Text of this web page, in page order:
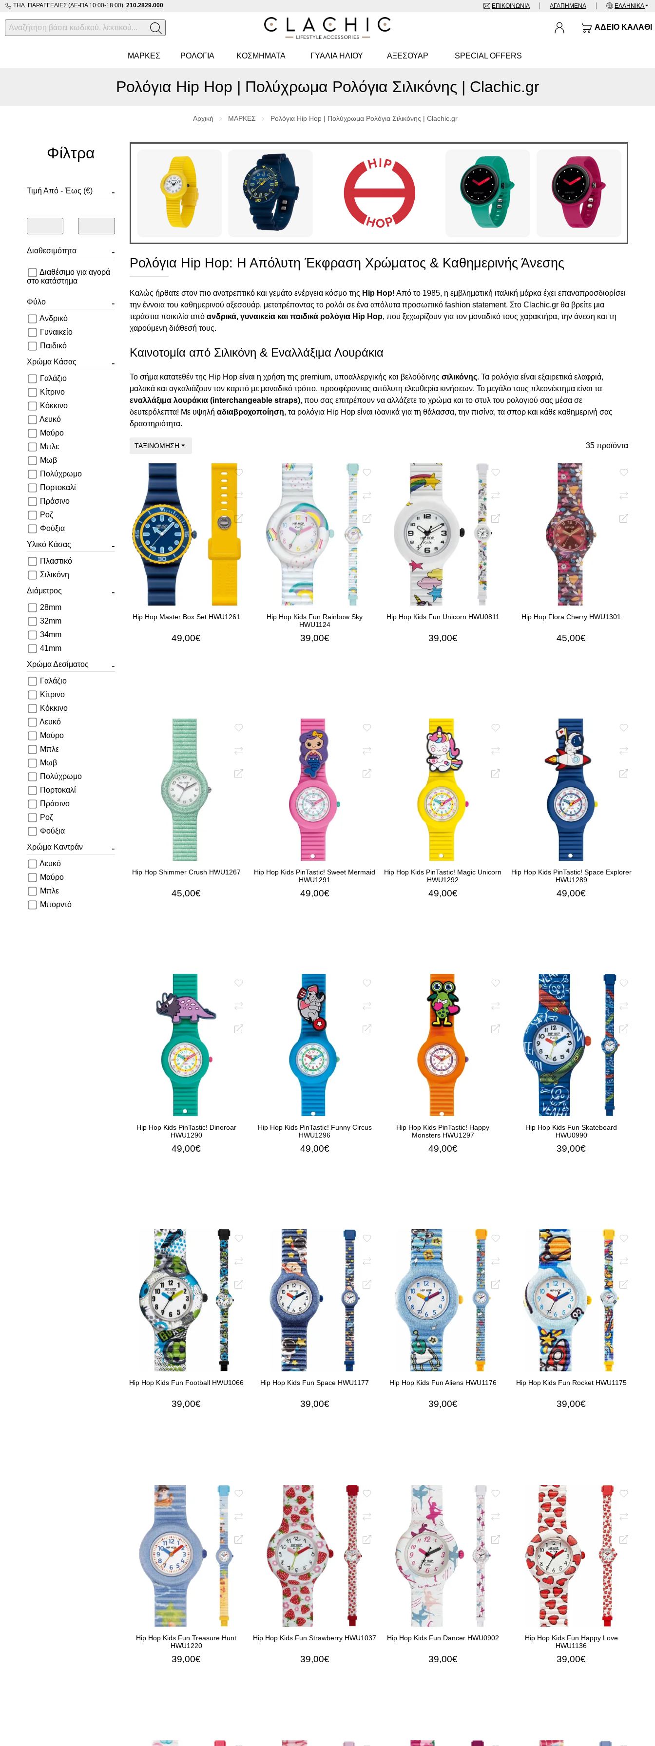
ΤΗΛ. ΠΑΡΑΓΓΕΛΊΕΣ (ΔΕ-ΠΑ 10:00-18:00): 210.2829.000 ΕΠΙΚΟΙΝΩΝΊΑ ΑΓΑΠΗΜΈΝΑ ΕΛΛΗΝΙΚΆ
ΆΔΕΙΟ ΚΑΛΆΘΙ
ΜΑΡΚΕΣ ΡΟΛΌΓΙΑ ΚΟΣΜΉΜΑΤΑ ΓΥΑΛΙΆ ΗΛΊΟΥ ΑΞΕΣΟΥΑΡ SPECIAL OFFERS
Ρολόγια Hip Hop | Πολύχρωμα Ρολόγια Σιλικόνης | Clachic.gr⁠
Αρχική ΜΑΡΚΕΣ Ρολόγια Hip Hop | Πολύχρωμα Ρολόγια Σιλικόνης | Clachic.gr⁠
Φίλτρα
Τιμή Από - Έως (€)
Διαθεσιμότητα
Διαθέσιμο για αγορά
στο κατάστημα
Φύλο
Ανδρικό
Γυναικείο
Παιδικό
Χρώμα Κάσας
Γαλάζιο
Κίτρινο
Κόκκινο
Λευκό
Μαύρο
Μπλε
Μωβ
Πολύχρωμο
Πορτοκαλί
Πράσινο
Ροζ
Φούξια
Υλικό Κάσας
Πλαστικό
Σιλικόνη
Διάμετρος
28mm
32mm
34mm
41mm
Χρώμα Δεσίματος
Γαλάζιο
Κίτρινο
Κόκκινο
Λευκό
Μαύρο
Μπλε
Μωβ
Πολύχρωμο
Πορτοκαλί
Πράσινο
Ροζ
Φούξια
Χρώμα Καντράν
Λευκό
Μαύρο
Μπλε
Μπορντό
Ρολόγια Hip Hop: Η Απόλυτη Έκφραση Χρώματος & Καθημερινής Άνεσης
Καλώς ήρθατε στον πιο ανατρεπτικό και γεμάτο ενέργεια κόσμο της Hip Hop! Από το 1985, η εμβληματική ιταλική μάρκα έχει επαναπροσδιορίσει
την έννοια του καθημερινού αξεσουάρ, μετατρέποντας το ρολόι σε ένα απόλυτα προσωπικό fashion statement. Στο Clachic.gr θα βρείτε μια
τεράστια ποικιλία από ανδρικά, γυναικεία και παιδικά ρολόγια Hip Hop, που ξεχωρίζουν για τον μοναδικό τους χαρακτήρα, την άνεση και τη
χαρούμενη διάθεσή τους.
Καινοτομία από Σιλικόνη & Εναλλάξιμα Λουράκια
Το σήμα κατατεθέν της Hip Hop είναι η χρήση της premium, υποαλλεργικής και βελούδινης σιλικόνης. Τα ρολόγια είναι εξαιρετικά ελαφριά,
μαλακά και αγκαλιάζουν τον καρπό με μοναδικό τρόπο, προσφέροντας απόλυτη ελευθερία κινήσεων. Το μεγάλο τους πλεονέκτημα είναι τα
εναλλάξιμα λουράκια (interchangeable straps), που σας επιτρέπουν να αλλάζετε το χρώμα και το στυλ του ρολογιού σας μέσα σε
δευτερόλεπτα! Με υψηλή αδιαβροχοποίηση, τα ρολόγια Hip Hop είναι ιδανικά για τη θάλασσα, την πισίνα, τα σπορ και κάθε καθημερινή σας
δραστηριότητα.
ΤΑΞΙΝΌΜΗΣΗ 35 προϊόντα
ΠΡΟΣΘΉΚΗ ΣΤΟ ΚΑΛΆΘΙ
Hip Hop Master Box Set HWU1261
49,00€
ΠΡΟΣΘΉΚΗ ΣΤΟ ΚΑΛΆΘΙ
Hip Hop Kids Fun Rainbow Sky
HWU1124
39,00€
ΠΡΟΣΘΉΚΗ ΣΤΟ ΚΑΛΆΘΙ
Hip Hop Kids Fun Unicorn HWU0811
39,00€
ΠΡΟΣΘΉΚΗ ΣΤΟ ΚΑΛΆΘΙ
Hip Hop Flora Cherry HWU1301
45,00€
ΠΡΟΣΘΉΚΗ ΣΤΟ ΚΑΛΆΘΙ
Hip Hop Shimmer Crush HWU1267
45,00€
ΠΡΟΣΘΉΚΗ ΣΤΟ ΚΑΛΆΘΙ
Hip Hop Kids PinTastic! Sweet Mermaid
HWU1291
49,00€
ΠΡΟΣΘΉΚΗ ΣΤΟ ΚΑΛΆΘΙ
Hip Hop Kids PinTastic! Magic Unicorn
HWU1292
49,00€
ΠΡΟΣΘΉΚΗ ΣΤΟ ΚΑΛΆΘΙ
Hip Hop Kids PinTastic! Space Explorer
HWU1289
49,00€
ΠΡΟΣΘΉΚΗ ΣΤΟ ΚΑΛΆΘΙ
Hip Hop Kids PinTastic! Dinoroar
HWU1290
49,00€
ΠΡΟΣΘΉΚΗ ΣΤΟ ΚΑΛΆΘΙ
Hip Hop Kids PinTastic! Funny Circus
HWU1296
49,00€
ΠΡΟΣΘΉΚΗ ΣΤΟ ΚΑΛΆΘΙ
Hip Hop Kids PinTastic! Happy
Monsters HWU1297
49,00€
ΠΡΟΣΘΉΚΗ ΣΤΟ ΚΑΛΆΘΙ
Hip Hop Kids Fun Skateboard
HWU0990
39,00€
ΠΡΟΣΘΉΚΗ ΣΤΟ ΚΑΛΆΘΙ
Hip Hop Kids Fun Football HWU1066
39,00€
ΠΡΟΣΘΉΚΗ ΣΤΟ ΚΑΛΆΘΙ
Hip Hop Kids Fun Space HWU1177
39,00€
ΠΡΟΣΘΉΚΗ ΣΤΟ ΚΑΛΆΘΙ
Hip Hop Kids Fun Aliens HWU1176
39,00€
ΠΡΟΣΘΉΚΗ ΣΤΟ ΚΑΛΆΘΙ
Hip Hop Kids Fun Rocket HWU1175
39,00€
Hip Hop Kids Fun Treasure Hunt
HWU1220
39,00€
Hip Hop Kids Fun Strawberry HWU1037
39,00€
Hip Hop Kids Fun Dancer HWU0902
39,00€
Hip Hop Kids Fun Happy Love
HWU1136
39,00€